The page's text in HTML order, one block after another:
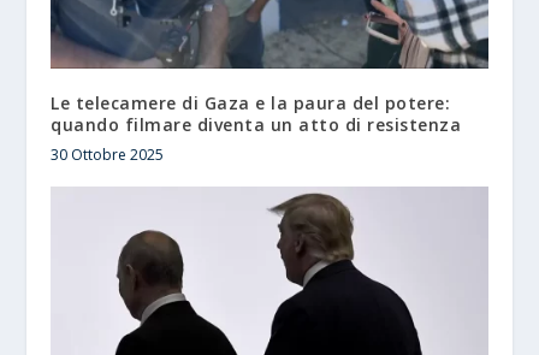
Le telecamere di Gaza e la paura del potere:
quando filmare diventa un atto di resistenza
30 Ottobre 2025